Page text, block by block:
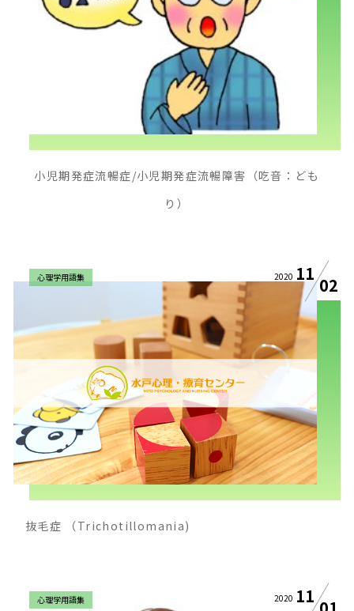
小児期発症流暢症/小児期発症流暢障害（吃音：ども
り）
心理学用語集 2020 11
02
抜毛症 （Trichotillomania)
心理学用語集 2020 11